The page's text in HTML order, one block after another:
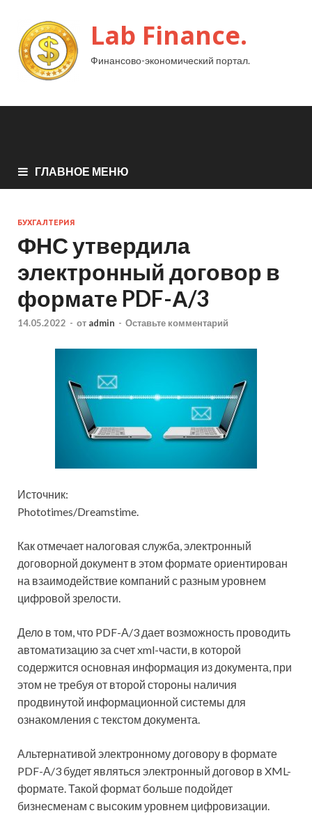
Lab Finance.
Финансово-экономический портал.
ГЛАВНОЕ МЕНЮ
БУХГАЛТЕРИЯ
ФНС утвердила
электронный договор в
формате PDF-А/3
14.05.2022 - от admin - Оставьте комментарий
Источник:
Phototimes/Dreamstime.
Как отмечает налоговая служба, электронный
договорной документ в этом формате ориентирован
на взаимодействие компаний с разным уровнем
цифровой зрелости.
Дело в том, что PDF-А/3 дает возможность проводить
автоматизацию за счет xml-части, в которой
содержится основная информация из документа, при
этом не требуя от второй стороны наличия
продвинутой информационной системы для
ознакомления с текстом документа.
Альтернативой электронному договору в формате
PDF-А/3 будет являться электронный договор в XML-
формате. Такой формат больше подойдет
бизнесменам с высоким уровнем цифровизации.